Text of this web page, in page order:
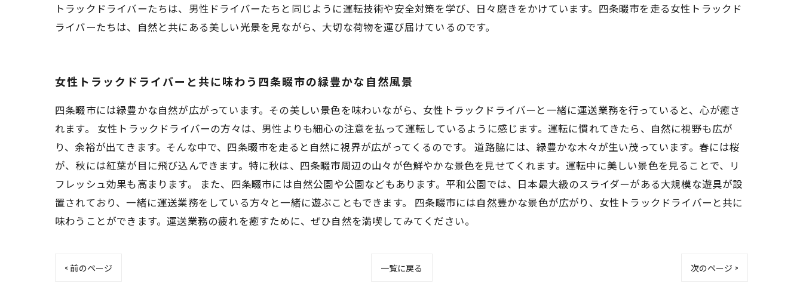
トラックドライバーたちは、男性ドライバーたちと同じように運転技術や安全対策を学び、日々磨きをかけています。四条畷市を走る女性トラックド
ライバーたちは、自然と共にある美しい光景を見ながら、大切な荷物を運び届けているのです。
女性トラックドライバーと共に味わう四条畷市の緑豊かな自然風景
四条畷市には緑豊かな自然が広がっています。その美しい景色を味わいながら、女性トラックドライバーと一緒に運送業務を行っていると、心が癒さ
れます。 女性トラックドライバーの方々は、男性よりも細心の注意を払って運転しているように感じます。運転に慣れてきたら、自然に視野も広が
り、余裕が出てきます。そんな中で、四条畷市を走ると自然に視界が広がってくるのです。 道路脇には、緑豊かな木々が生い茂っています。春には桜
が、秋には紅葉が目に飛び込んできます。特に秋は、四条畷市周辺の山々が色鮮やかな景色を見せてくれます。運転中に美しい景色を見ることで、リ
フレッシュ効果も高まります。 また、四条畷市には自然公園や公園などもあります。平和公園では、日本最大級のスライダーがある大規模な遊具が設
置されており、一緒に運送業務をしている方々と一緒に遊ぶこともできます。 四条畷市には自然豊かな景色が広がり、女性トラックドライバーと共に
味わうことができます。運送業務の疲れを癒すために、ぜひ自然を満喫してみてください。
< 前のページ 一覧に戻る 次のページ >